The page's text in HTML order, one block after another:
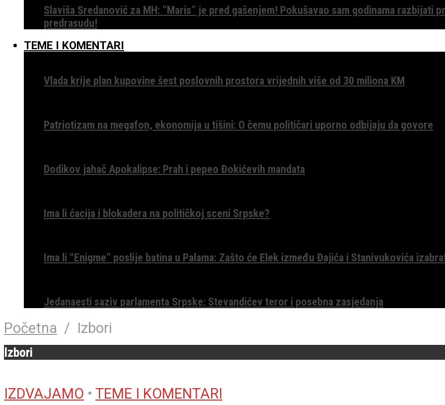
Slaviša Sredanović za MH: ”Maris” je pred gašenjem! Pokušavao sam godinama razbijati
predrasudu!
TEME I KOMENTARI
Vlada krije plan kupovine šest poslovnih prostora vrijednih više od 30 miliona KM
Patriotizam na megafon, ekonomija u tišini: O čemu političari uporno odbijaju da govore
Dodikov jahač Apokalipse: Prah i pepeo Đokićevih mandata
Ima li ćacija i blokadera na političkoj sceni Srpske?
Ima li “Enigme” poslije batina u Palama: Zašto će Elek između Đajića i Stanivukovića
Jedanaesti saziv parlamenta Srpske: Stevandićev teror i posebna zasjedanja
Početna / Izbori
Izbori
IZDVAJAMO • TEME I KOMENTARI